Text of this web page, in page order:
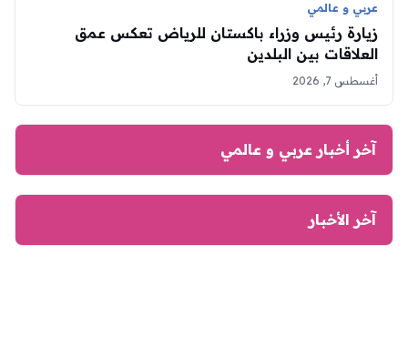
عربي و عالمي
زيارة رئيس وزراء باكستان للرياض تعكس عمق
العلاقات بين البلدين
أغسطس 7, 2026
آخر أخبار عربي و عالمي
آخر الأخبار